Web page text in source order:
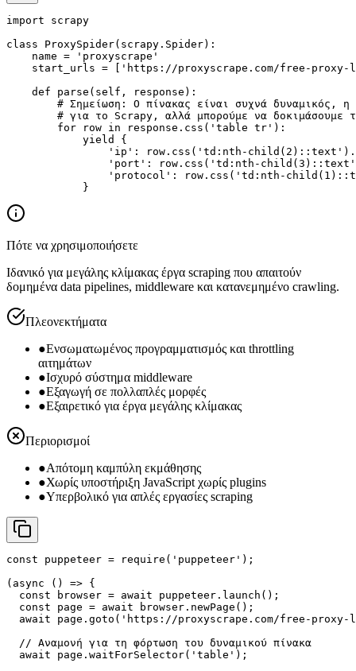
import scrapy
class ProxySpider(scrapy.Spider):
    name = 'proxyscrape'
start_urls = ['https://proxyscrape.com/free-proxy-
    def parse(self, response):
# Σημείωση: Ο πίνακας είναι συχνά δυναμικός,
# για το Scrapy, αλλά μπορούμε να δοκιμάσουμε
        for row in response.css('table tr'):
            yield {
'ip': row.css('td:nth-
'port': row.css('td:nth-
'protocol': row.css('td:nth-
            }
Πότε να χρησιμοποιήσετε
Ιδανικό για μεγάλης κλίμακας έργα scraping που απαιτούν
δομημένα data pipelines, middleware και κατανεμημένο crawling.
Πλεονεκτήματα
●Ενσωματωμένος προγραμματισμός και throttling
αιτημάτων
●Ισχυρό σύστημα middleware
●Εξαγωγή σε πολλαπλές μορφές
●Εξαιρετικό για έργα μεγάλης κλίμακας
Περιορισμοί
●Απότομη καμπύλη εκμάθησης
●Χωρίς υποστήριξη JavaScript χωρίς plugins
●Υπερβολικό για απλές εργασίες scraping
const puppeteer = require('puppeteer');
(async () => {
  const browser = await puppeteer.launch();
  const page = await browser.newPage();
await page.goto('https://proxyscrape.com/free-proxy-
  // Αναμονή για τη φόρτωση του δυναμικού πίνακα
  await page.waitForSelector('table');